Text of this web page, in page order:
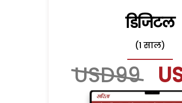
डिजिटल
(1 साल)
USD99